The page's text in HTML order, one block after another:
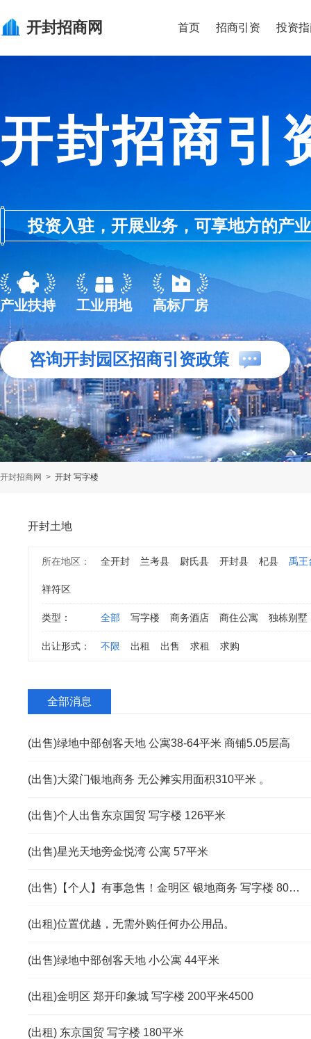
开封招商网 首页 招商引资 投资
开封招商引
投资入驻，开展业务，可享地方的产
产业扶持 工业用地 高标厂房
咨询开封园区招商引资政策
开封招商网 > 开封 写字楼
开封土地
所在地区： 全开封 兰考县 尉氏县 开封县 杞县 禹王
祥符区
类型： 全部 写字楼 商务酒店 商住公寓 独栋别墅
出让形式： 不限 出租 出售 求租 求购
全部消息
(出售)绿地中部创客天地 公寓38-64平米 商铺5.05层高
(出售)大梁门银地商务 无公摊实用面积310平米 。
(出售)个人出售东京国贸 写字楼 126平米
(出售)星光天地旁金悦湾 公寓 57平米
(出售)【个人】有事急售！金明区 银地商务 写字楼 80平米
(出租)位置优越，无需外购任何办公用品。
(出售)绿地中部创客天地 小公寓 44平米
(出租)金明区 郑开印象城 写字楼 200平米4500
(出租) 东京国贸 写字楼 180平米